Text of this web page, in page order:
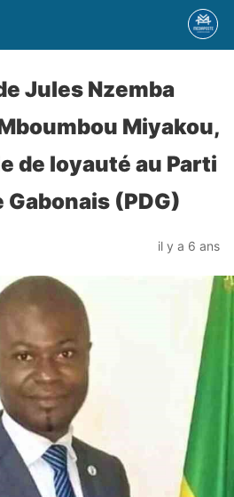
Jules Nzemba
Miyakou,
de loyauté au Parti
(PDG)
il y a 6 ans